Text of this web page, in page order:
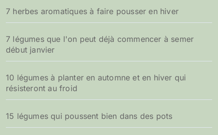
:7 herbes aromatiques à faire pousser en hiver
7 légumes que l'on peut déjà commencer à semer
début janvier
10 légumes à planter en automne et en hiver qui
résisteront au froid
15 légumes qui poussent bien dans des pots